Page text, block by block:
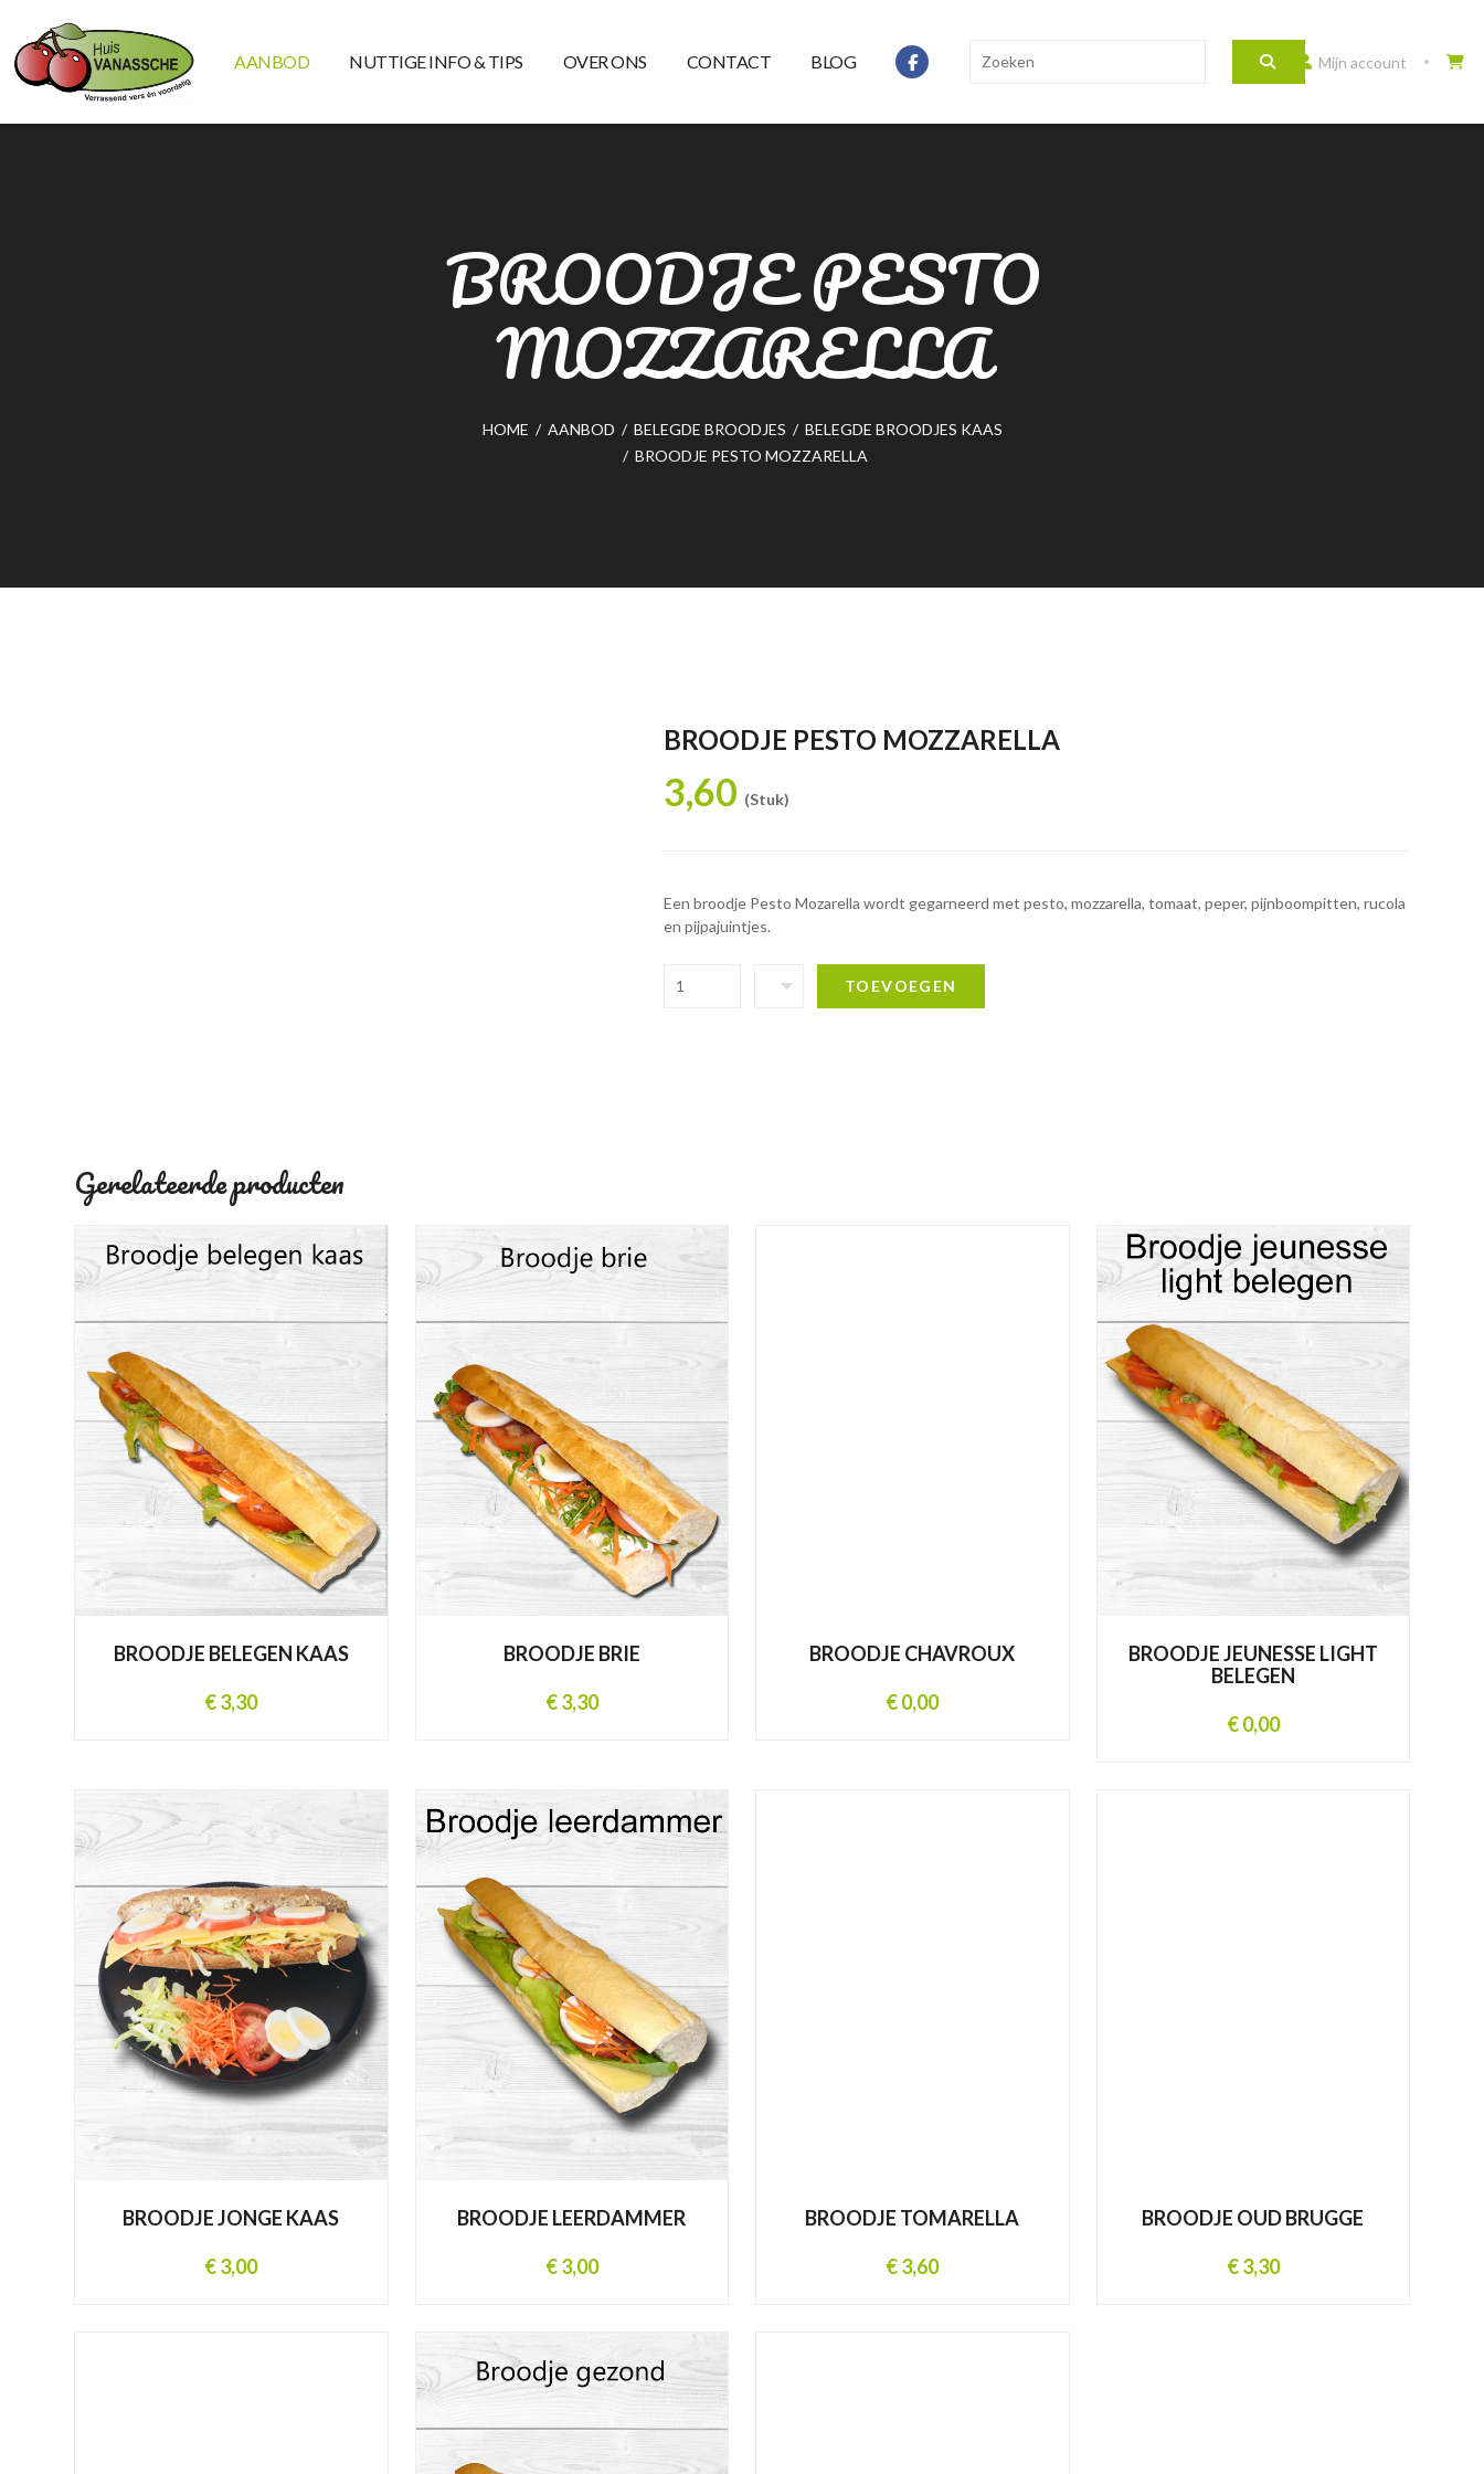
AANBOD NUTTIGE INFO & TIPS OVER ONS CONTACT BLOG Mijn account
BROODJE PESTO
MOZZARELLA
HOME / AANBOD / BELEGDE BROODJES / BELEGDE BROODJES KAAS
/ BROODJE PESTO MOZZARELLA
BROODJE PESTO MOZZARELLA
3,60 (Stuk)
Een broodje Pesto Mozarella wordt gegarneerd met pesto, mozzarella, tomaat, peper, pijnboompitten, rucola
en pijpajuintjes.
TOEVOEGEN
Gerelateerde producten
BROODJE BELEGEN KAAS
€ 3,30
BROODJE BRIE
€ 3,30
BROODJE CHAVROUX
€ 0,00
BROODJE JEUNESSE LIGHT
BELEGEN
€ 0,00
BROODJE JONGE KAAS
€ 3,00
BROODJE LEERDAMMER
€ 3,00
BROODJE TOMARELLA
€ 3,60
BROODJE OUD BRUGGE
€ 3,30